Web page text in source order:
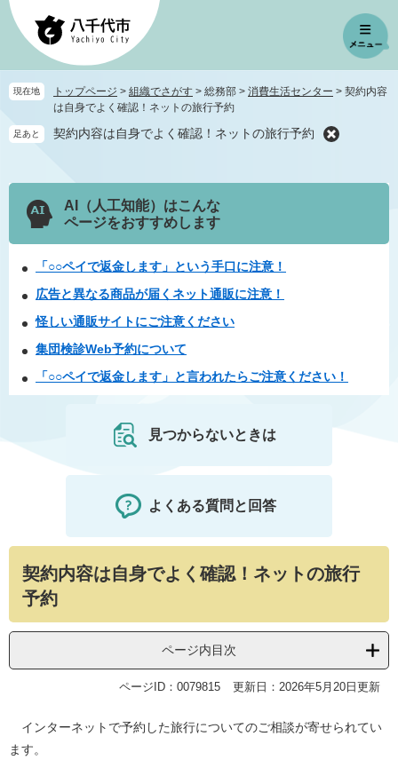
ペ
先
頭
す
メ
を
飛
し
現在地 トップページ > 組織でさがす > 総務部 > 消費生活センター > 契約内容
は自身でよく確認！ネットの旅行予約
足あと 契約内容は自身でよく確認！ネットの旅行予約
契約内容は自身でよく確認！ネットの旅行
予約
ページ内目次
ページID：0079815 更新日：2026年5月20日更新
インターネットで予約した旅行についてのご相談が寄せられてい
ます。
AI（人工知能）はこんな
ページをおすすめします
「○○ペイで返金します」という手口に注意！
広告と異なる商品が届くネット通販に注意！
怪しい通販サイトにご注意ください
集団検診Web予約について
「○○ペイで返金します」と言われたらご注意ください！
見つからないときは
よくある質問と回答